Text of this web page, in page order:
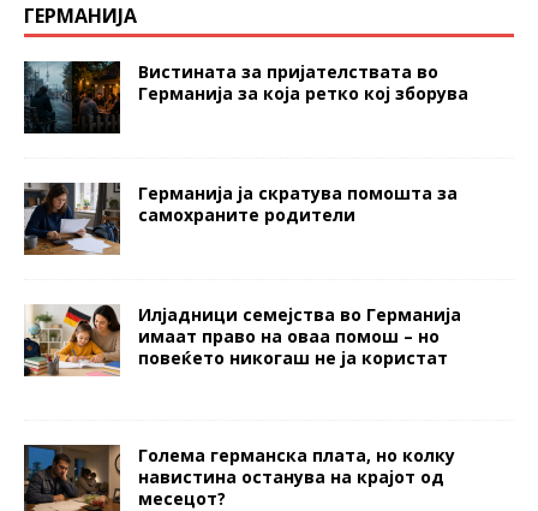
ГЕРМАНИЈА
Вистината за пријателствата во
Германија за која ретко кој зборува
Германија ја скратува помошта за
самохраните родители
Илјадници семејства во Германија
имаат право на оваа помош – но
повеќето никогаш не ја користат
Голема германска плата, но колку
навистина останува на крајот од
месецот?